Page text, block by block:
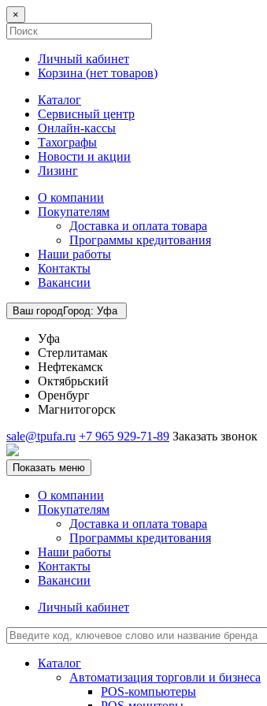
×
Личный кабинет
Корзина (нет товаров)
Каталог
Сервисный центр
Онлайн-кассы
Тахографы
Новости и акции
Лизинг
О компании
Покупателям
Доставка и оплата товара
Программы кредитования
Наши работы
Контакты
Вакансии
Ваш городГород: Уфа
Уфа
Стерлитамак
Нефтекамск
Октябрьский
Оренбург
Магнитогорск
sale@tpufa.ru +7 965 929-71-89 Заказать звонок
Показать меню
О компании
Покупателям
Доставка и оплата товара
Программы кредитования
Наши работы
Контакты
Вакансии
Личный кабинет
Каталог
Автоматизация торговли и бизнеса
POS-компьютеры